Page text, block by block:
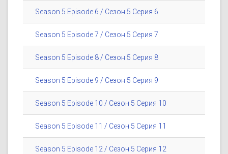
Season 5 Episode 6 / Сезон 5 Серия 6
Season 5 Episode 7 / Сезон 5 Серия 7
Season 5 Episode 8 / Сезон 5 Серия 8
Season 5 Episode 9 / Сезон 5 Серия 9
Season 5 Episode 10 / Сезон 5 Серия 10
Season 5 Episode 11 / Сезон 5 Серия 11
Season 5 Episode 12 / Сезон 5 Серия 12